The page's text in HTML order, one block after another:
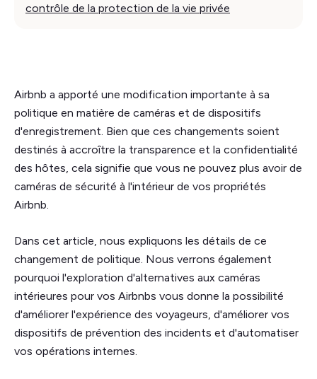
contrôle de la protection de la vie privée
Airbnb a apporté une modification importante à sa
politique en matière de caméras et de dispositifs
d'enregistrement. Bien que ces changements soient
destinés à accroître la transparence et la confidentialité
des hôtes, cela signifie que vous ne pouvez plus avoir de
caméras de sécurité à l'intérieur de vos propriétés
Airbnb.
Dans cet article, nous expliquons les détails de ce
changement de politique. Nous verrons également
pourquoi l'exploration d'alternatives aux caméras
intérieures pour vos Airbnbs vous donne la possibilité
d'améliorer l'expérience des voyageurs, d'améliorer vos
dispositifs de prévention des incidents et d'automatiser
vos opérations internes.